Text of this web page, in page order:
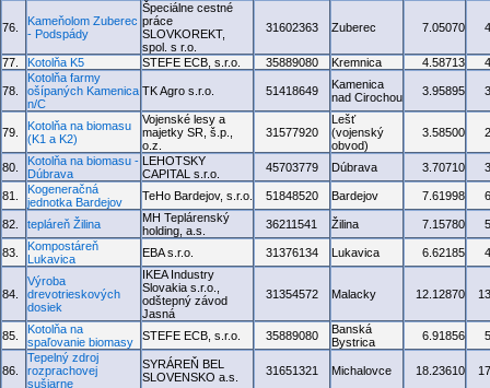
76.
Kameňolom Zuberec
- Podspády
Špeciálne cestné
práce
SLOVKOREKT,
spol. s r.o.
31602363 Zuberec 7.05070
77. Kotolňa K5 STEFE ECB, s.r.o. 35889080 Kremnica 4.58713
78.
Kotolňa farmy
ošípaných Kamenica
n/C
TK Agro s.r.o. 51418649
Kamenica
nad Cirochou
3.95895
79.
Kotolňa na biomasu
(K1 a K2)
Vojenské lesy a
majetky SR, š.p.,
o.z.
31577920
Lešť
(vojenský
obvod)
3.58500
80.
Kotolňa na biomasu -
Dúbrava
LEHOTSKY
CAPITAL s.r.o.
45703779 Dúbrava 3.70710
81.
Kogeneračná
jednotka Bardejov
TeHo Bardejov, s.r.o. 51848520 Bardejov 7.61998
82. tepláreň Žilina
MH Teplárenský
holding, a.s.
36211541 Žilina 7.15780
83.
Kompostáreň
Lukavica
EBA s.r.o. 31376134 Lukavica 6.62185
84.
Výroba
drevotrieskových
dosiek
IKEA Industry
Slovakia s.r.o.,
odštepný závod
Jasná
31354572 Malacky 12.12870
85.
Kotolňa na
spaľovanie biomasy
STEFE ECB, s.r.o. 35889080
Banská
Bystrica
6.91856
86.
Tepelný zdroj
rozprachovej
sušiarne
SYRÁREŇ BEL
SLOVENSKO a.s.
31651321 Michalovce 18.23610